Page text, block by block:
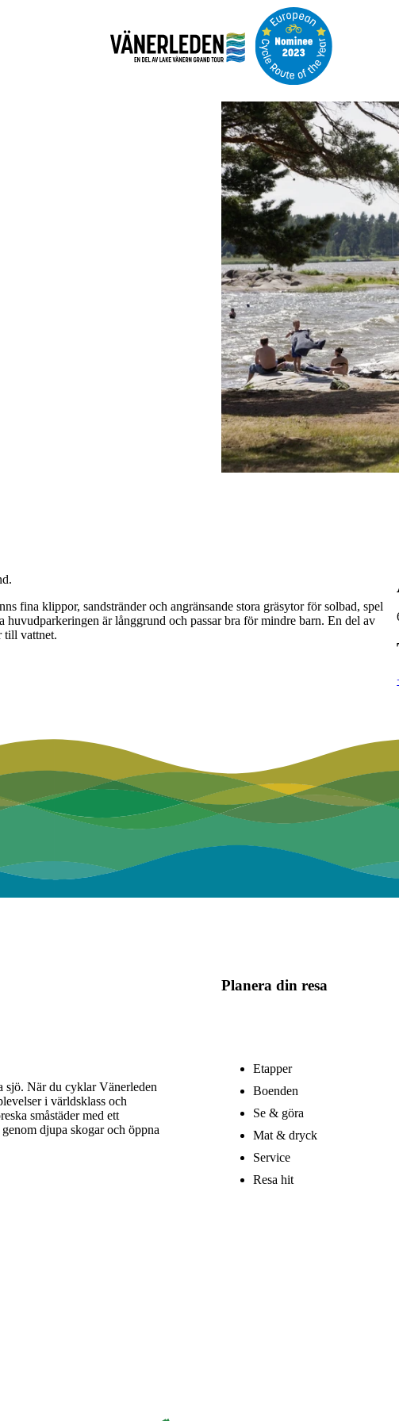
Bildspel
med
bilder
fina klippor, sandstränder och angränsande stora gräsytor för solbad, spel
är långgrund och passar bra för mindre barn. En del av
till vattnet.
sjö. När du cyklar Vänerleden
i världsklass och
småstäder med ett
djupa skogar och öppna
Planera din resa
Etapper
Boenden
Se & göra
Mat & dryck
Service
Resa hit